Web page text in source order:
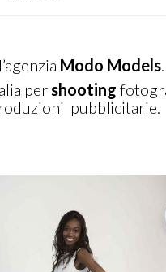
Modo Models.
pershooting
pubblicitarie.